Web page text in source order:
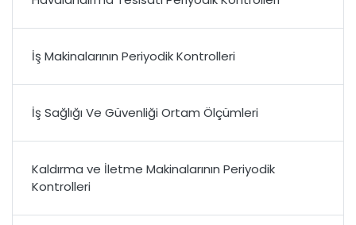
İş Makinalarının Periyodik Kontrolleri
İş Sağlığı Ve Güvenliği Ortam Ölçümleri
Kaldırma ve İletme Makinalarının Periyodik
Kontrolleri